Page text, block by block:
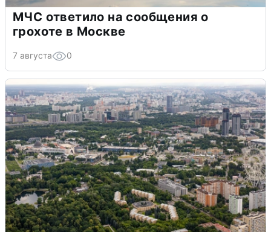
МЧС ответило на сообщения о
грохоте в Москве
7 августа 0